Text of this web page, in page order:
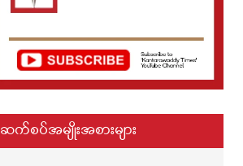
ဆက်စပ်အမျိုးအစားများ